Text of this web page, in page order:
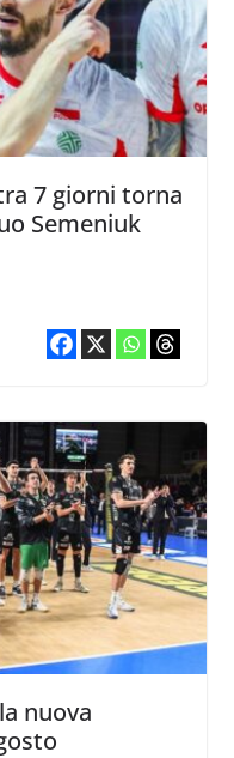
7 giorni torna
Semeniuk
nuova